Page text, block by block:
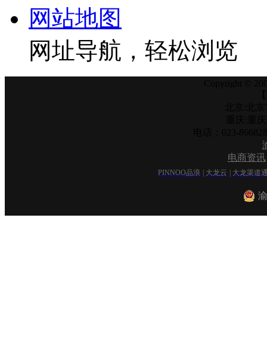
网站地图
网址导航，轻松浏览
电商资讯
PINNOO品浪 大龙云 大龙渠道